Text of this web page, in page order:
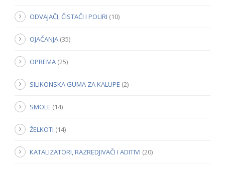
ODVAJAČI, ČISTAČI I POLIRI (10)
OJAČANJA (35)
OPREMA (25)
SILIKONSKA GUMA ZA KALUPE (2)
SMOLE (14)
ŽELKOTI (14)
KATALIZATORI, RAZREDJIVAČI I ADITIVI (20)